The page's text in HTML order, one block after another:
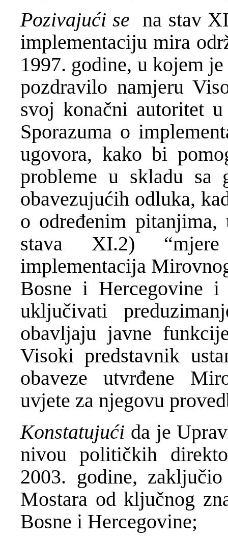
Pozivajući se na stav
implementaciju mira
1997. godine, u kojem
pozdravilo namjeru
svoj konačni autoritet
Sporazuma o
ugovora, kako bi
probleme u skladu sa
obavezujućih odluka,
o određenim
stava XI.2)
implementacija
Bosne i Hercegovine i
uključivati
obavljaju javne
Visoki predstavnik
obaveze utvrđene
uvjete za njegovu
Konstatujući da je
nivou političkih
2003. godine,
Mostara od ključnog
Bosne i Hercegovine;